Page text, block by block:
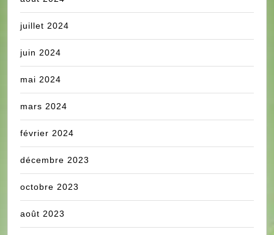
juillet 2024
juin 2024
mai 2024
mars 2024
février 2024
décembre 2023
octobre 2023
août 2023